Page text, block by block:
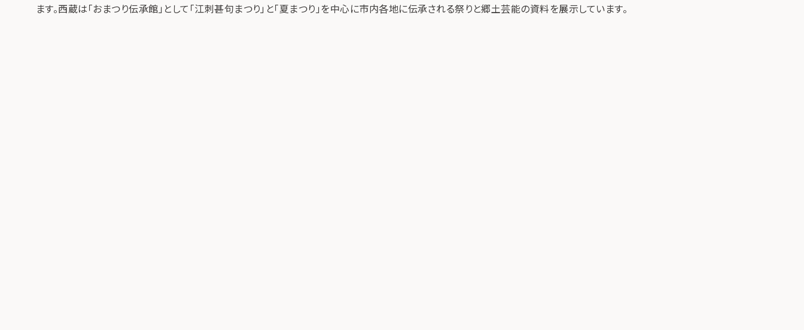
ます。西蔵は「おまつり伝承館」として「江刺甚句まつり」と「夏まつり」を中心に市内各地に伝承される祭りと郷土芸能の資料を展示しています。